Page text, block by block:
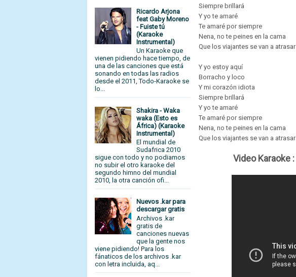
Ricardo Arjona
feat Gaby Moreno
- Fuiste tú
(Karaoke
Instrumental)
Un Karaoke que
vienen pidiendo hace tiempo, de
una de las canciones que está
sonando en todas las radios
desde el 2011, Todo-Karaoke se
lo...
Shakira - Waka
waka (Esto es
África) (Karaoke
Instrumental)
El mundial de
Sudafrica 2010
sigue con todo y no podiamos
no subir el otro karaoke del
segundo himno del mundial
2010, la otra canción ofi...
Nuevos .kar para
descargar gratis
Archivos .kar
gratis de
canciones nuevas
que la gente nos
viene pidiendo! Para los
fánaticos de los archivos .kar
con letra incluida, aq...
Siempre brillará
Y yo te amaré
Te amaré por siempre
Nena, no te peines en la cama
Que los viajantes se van a atrasar
Y yo estoy aquí
Borracho y loco
Y mi corazón idiota
Siempre brillará
Y yo te amaré
Te amaré por siempre
Nena, no te peines en la cama
Que los viajantes se van a atrasar
Video Karaoke :